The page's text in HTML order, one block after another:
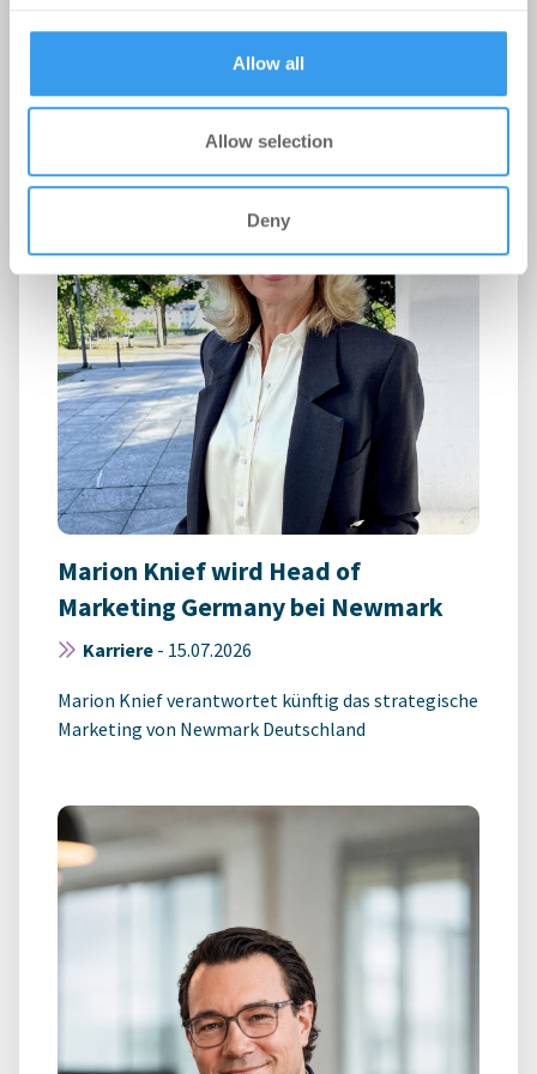
Allow all
Allow selection
Deny
Frankfurt am Main, 15. Juli 2026.
Marion Knief wird Head of
Marketing Germany bei Newmark
Karriere - 15.07.2026
Marion Knief verantwortet künftig das strategische
Marketing von Newmark Deutschland